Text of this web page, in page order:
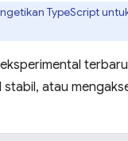
TypeScript
atau